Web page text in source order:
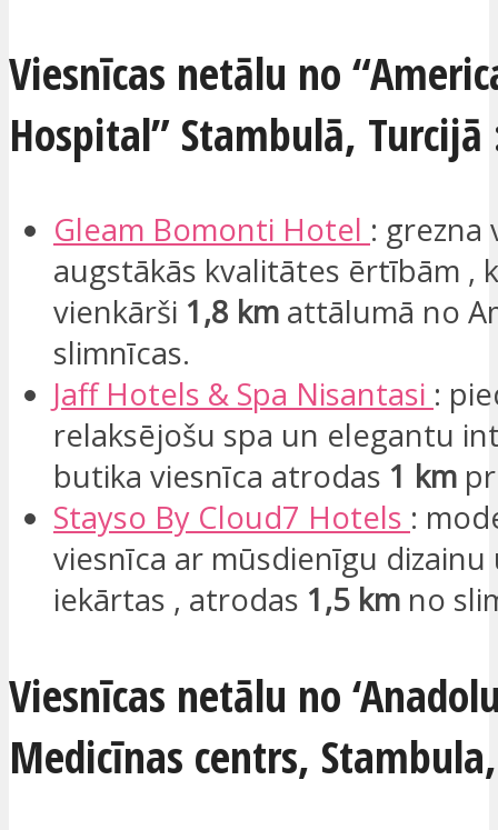
Viesnīcas netālu no
Hospital” Stambulā, Turcijā
Gleam Bomonti Hotel : grezna
augstākās kvalitātes ērtībām ,
vienkārši 1,8 km attālumā no
slimnīcas.
Jaff Hotels & Spa Nisantasi :
relaksējošu spa un elegantu
butika viesnīca atrodas 1 km
Stayso By Cloud7 Hotels :
viesnīca ar mūsdienīgu dizainu
iekārtas , atrodas 1,5 km no
Viesnīcas netālu no
Medicīnas centrs,